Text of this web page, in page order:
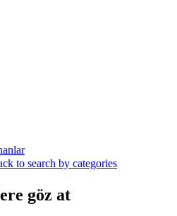
to search by categories
göz at